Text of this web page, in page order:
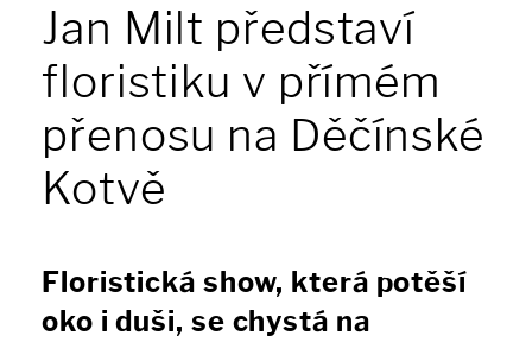
Jan Milt představí
floristiku v přímém
přenosu na Děčínské
Kotvě
Floristická show, která potěší
oko i duši, se chystá na